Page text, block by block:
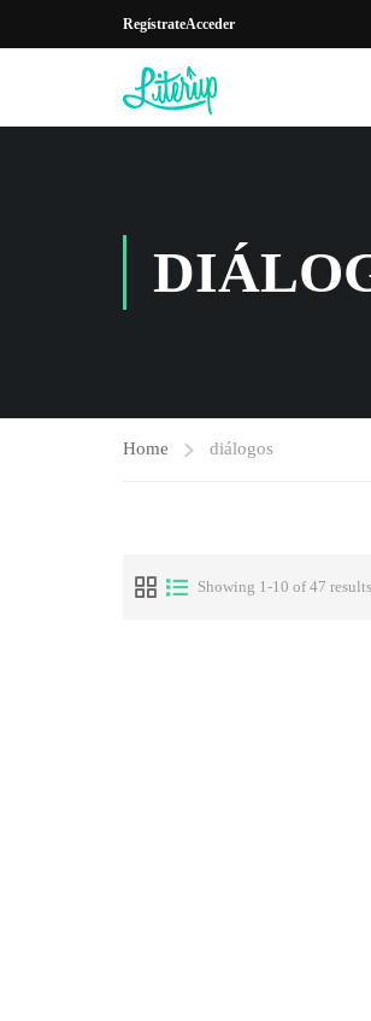
RegístrateAcceder
Home diálogos
Showing 1-10 of 47 results